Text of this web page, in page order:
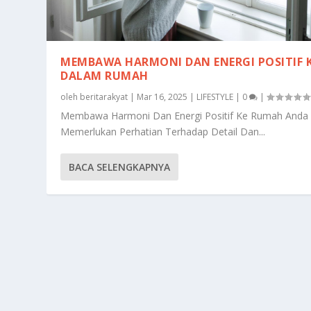
MEMBAWA HARMONI DAN ENERGI POSITIF
DALAM RUMAH
oleh beritarakyat | Mar 16, 2025 | LIFESTYLE | 0 |
Membawa Harmoni Dan Energi Positif Ke Rumah Anda
Memerlukan Perhatian Terhadap Detail Dan...
BACA SELENGKAPNYA